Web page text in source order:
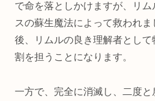
で命を落としかけますが、リ
スの蘇生魔法によって救われ
後、リムルの良き理解者とし
割を担うことになります。
一方で、完全に消滅し、二度